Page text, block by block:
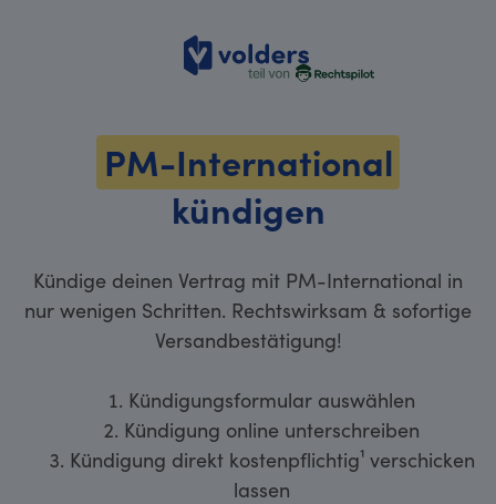
volders
PM-International
kündigen
Kündige deinen Vertrag mit PM-International in
nur wenigen Schritten. Rechtswirksam & sofortige
Versandbestätigung!
Kündigungsformular auswählen
Kündigung online unterschreiben
Kündigung direkt kostenpflichtig¹ verschicken
lassen